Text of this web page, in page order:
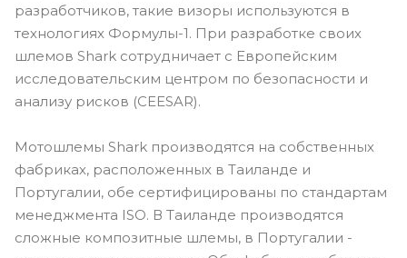
разработчиков, такие визоры используются в
технологиях Формулы-1. При разработке своих
шлемов Shark сотрудничает с Европейским
исследовательским центром по безопасности и
анализу рисков (CEESAR).
Мотошлемы Shark производятся на собственных
фабриках, расположенных в Таиланде и
Португалии, обе сертифицированы по стандартам
менеджмента ISO. В Таиланде производятся
сложные композитные шлемы, в Португалии -